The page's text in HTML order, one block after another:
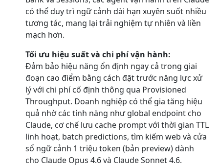
có thể duy trì ngữ cảnh dài hạn xuyên suốt nhiều
tương tác, mang lại trải nghiệm tự nhiên và liền
mạch hơn.
Tối ưu hiệu suất và chi phí vận hành:
Đảm bảo hiệu năng ổn định ngay cả trong giai
đoạn cao điểm bằng cách đặt trước năng lực xử
lý với chi phí cố định thông qua Provisioned
Throughput. Doanh nghiệp có thể gia tăng hiệu
quả nhờ các tính năng như global endpoint cho
Claude, cơ chế lưu cache prompt với thời gian TTL
linh hoạt, batch predictions, tìm kiếm web và cửa
sổ ngữ cảnh 1 triệu token (bản preview) dành
cho Claude Opus 4.6 và Claude Sonnet 4.6.